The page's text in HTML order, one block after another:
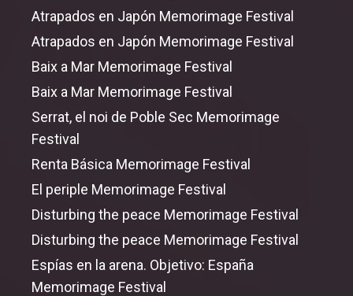
Atrapados en Japón Memorimage Festival
Atrapados en Japón Memorimage Festival
Baix a Mar Memorimage Festival
Baix a Mar Memorimage Festival
Serrat, el noi de Poble Sec Memorimage
Festival
Renta Básica Memorimage Festival
El periple Memorimage Festival
Disturbing the peace Memorimage Festival
Disturbing the peace Memorimage Festival
Espías en la arena. Objetivo: España
Memorimage Festival